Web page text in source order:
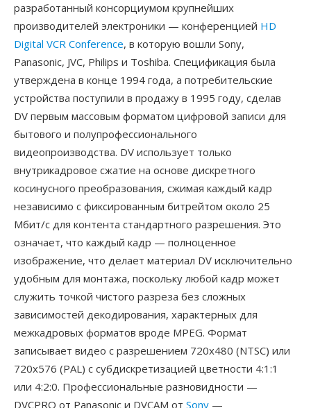
разработанный консорциумом крупнейших
производителей электроники — конференцией HD
Digital VCR Conference, в которую вошли Sony,
Panasonic, JVC, Philips и Toshiba. Спецификация была
утверждена в конце 1994 года, а потребительские
устройства поступили в продажу в 1995 году, сделав
DV первым массовым форматом цифровой записи для
бытового и полупрофессионального
видеопроизводства. DV использует только
внутрикадровое сжатие на основе дискретного
косинусного преобразования, сжимая каждый кадр
независимо с фиксированным битрейтом около 25
Мбит/с для контента стандартного разрешения. Это
означает, что каждый кадр — полноценное
изображение, что делает материал DV исключительно
удобным для монтажа, поскольку любой кадр может
служить точкой чистого разреза без сложных
зависимостей декодирования, характерных для
межкадровых форматов вроде MPEG. Формат
записывает видео с разрешением 720x480 (NTSC) или
720x576 (PAL) с субдискретизацией цветности 4:1:1
или 4:2:0. Профессиональные разновидности —
DVCPRO от Panasonic и DVCAM от Sony —